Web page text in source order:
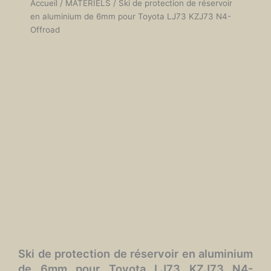
Accueil / MATÉRIELS / Ski de protection de réservoir
en aluminium de 6mm pour Toyota LJ73 KZJ73 N4-
Offroad
Ski de protection de réservoir en aluminium